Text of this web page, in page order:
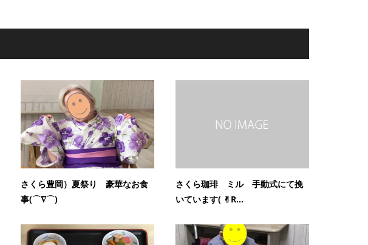
さくら豊岡）夏祭り 豪華なお食
事(⌒∇⌒)
さくら珈琲 ミル 手動式にて挽
いています( ✌︎R...